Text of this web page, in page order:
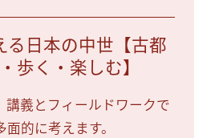
る日本の中世【古都
歩く・楽しむ】
講義とフィールドワークで
的に考えます。